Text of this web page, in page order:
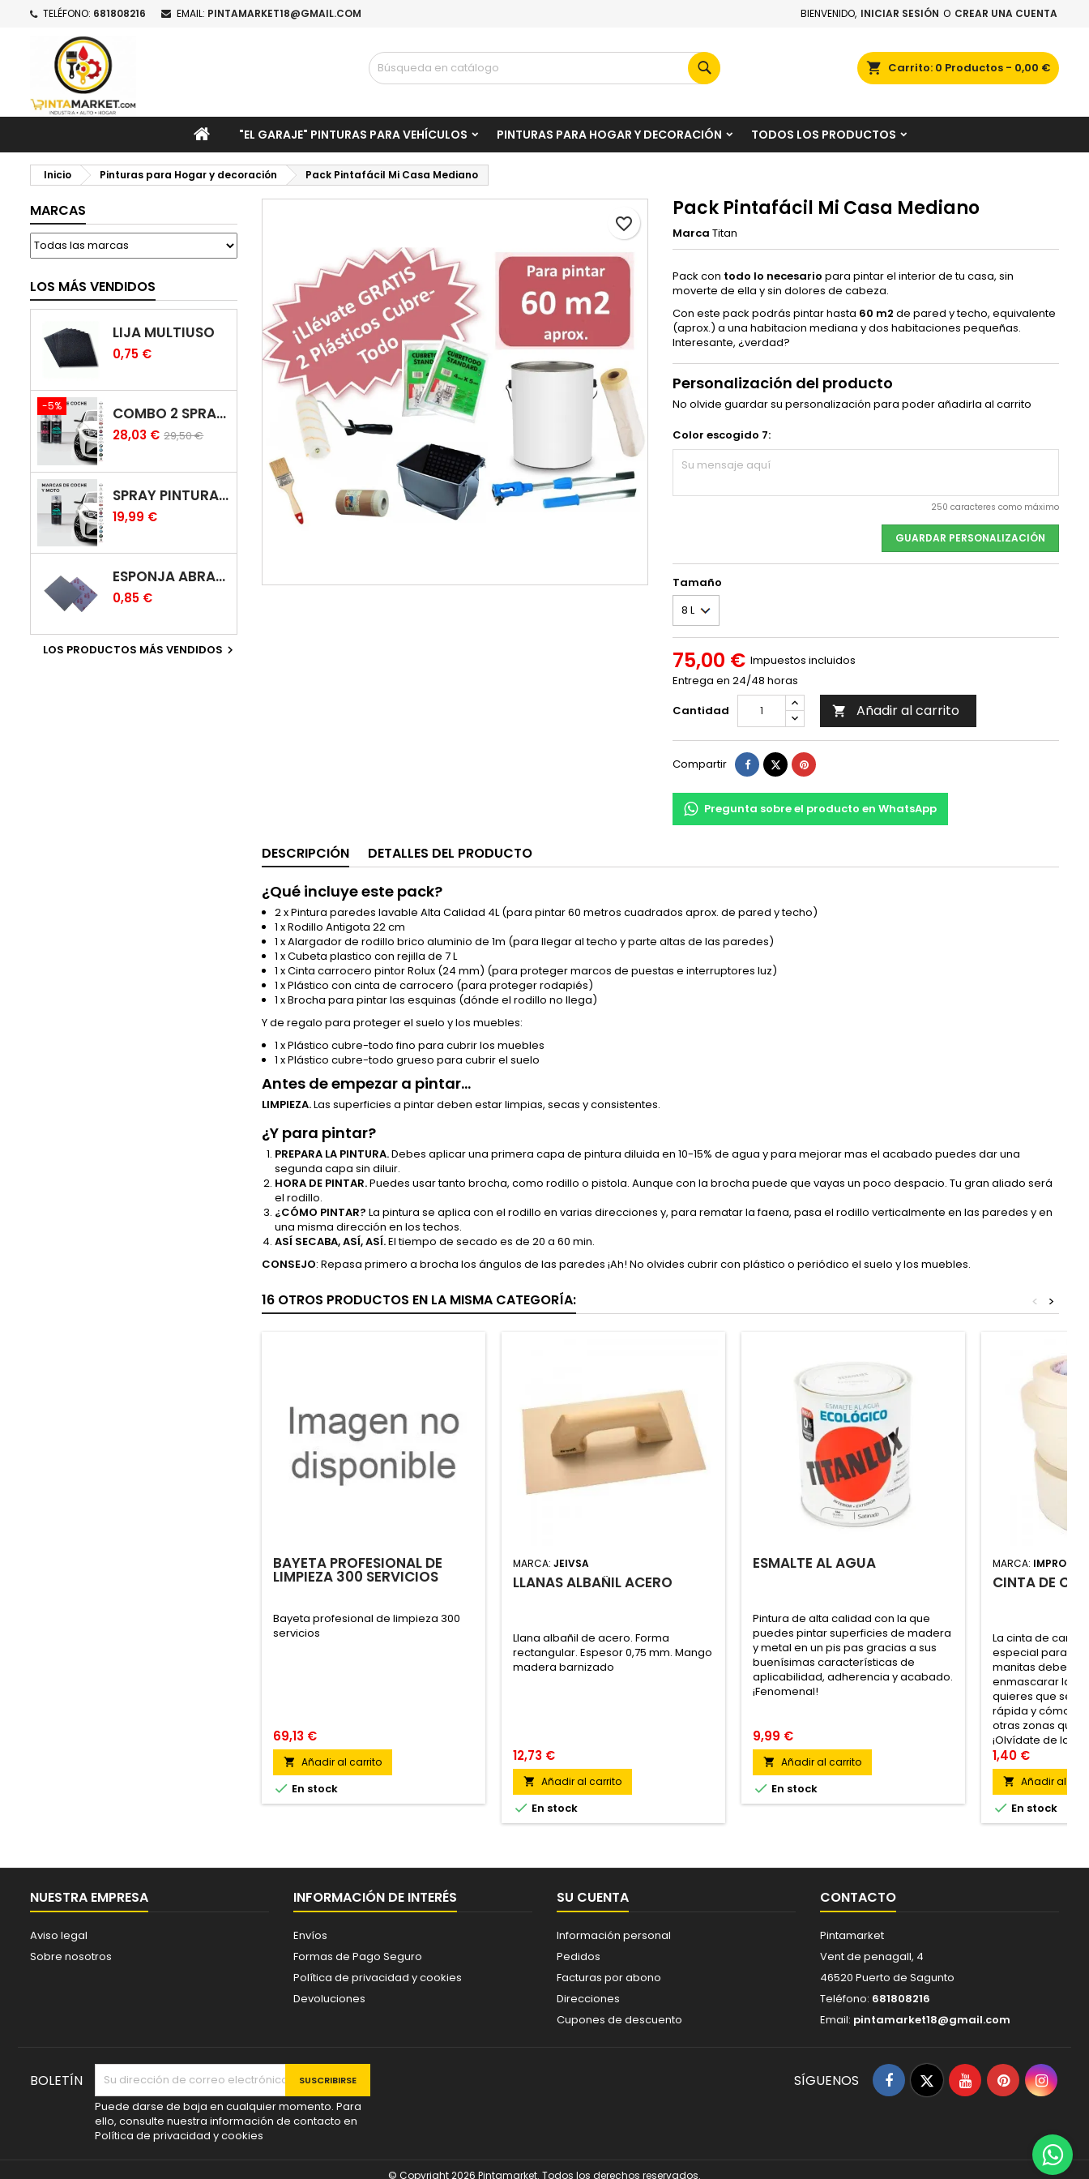
TELÉFONO: 681808216 EMAIL: PINTAMARKET18@GMAIL.COM BIENVENIDO, INICIAR SESIÓN O CREAR UNA CUENTA
Carrito 0 Productos - 0,00 €
Buscar
INICIO"EL GARAJE" PINTURAS PARA VEHÍCULOS PINTURAS PARA HOGAR Y DECORACIÓN TODOS LOS PRODUCTOS
Inicio Pinturas para Hogar y decoración Pack Pintafácil Mi Casa Mediano
MARCAS
LOS MÁS VENDIDOS
LIJA MULTIUSO
0,75 €
-5% COMBO 2 SPRAY: PINTURA COCHE + BARNIZ CARROCERÍA
28,03 € 29,50 €
SPRAY PINTURA COCHES COLOR ORIGINAL (BICAPA)
19,99 €
ESPONJA ABRASIVA
0,85 €
LOS PRODUCTOS MÁS VENDIDOS 
Pack Pintafácil Mi Casa Mediano
Marca Titan
Pack con todo lo necesario para pintar el interior de tu casa, sin
moverte de ella y sin dolores de cabeza.
Con este pack podrás pintar hasta 60 m2 de pared y techo, equivalente
(aprox.) a una habitacion mediana y dos habitaciones pequeñas.
Interesante, ¿verdad?
Personalización del producto
No olvide guardar su personalización para poder añadirla al carrito
Color escogido 7:
250 caracteres como máximo
GUARDAR PERSONALIZACIÓN
Tamaño
75,00 € Impuestos incluidos
Entrega en 24/48 horas
Cantidad
 Añadir al carrito
favorite_border
Compartir Compartir
TuitearPinterest
Pregunta sobre el producto en WhatsApp
DESCRIPCIÓN DETALLES DEL PRODUCTO
¿Qué incluye este pack?
2 x Pintura paredes lavable Alta Calidad 4L (para pintar 60 metros cuadrados aprox. de pared y techo)
1 x Rodillo Antigota 22 cm
1 x Alargador de rodillo brico aluminio de 1m (para llegar al techo y parte altas de las paredes)
1 x Cubeta plastico con rejilla de 7 L
1 x Cinta carrocero pintor Rolux (24 mm) (para proteger marcos de puestas e interruptores luz)
1 x Plástico con cinta de carrocero (para proteger rodapiés)
1 x Brocha para pintar las esquinas (dónde el rodillo no llega)
Y de regalo para proteger el suelo y los muebles:
1 x Plástico cubre-todo fino para cubrir los muebles
1 x Plástico cubre-todo grueso para cubrir el suelo
Antes de empezar a pintar...
LIMPIEZA.Las superficies a pintar deben estar limpias, secas y consistentes.
¿Y para pintar?
PREPARA LA PINTURA.Debes aplicar una primera capa de pintura diluida en 10-15% de agua y para mejorar mas el acabado puedes dar una
segunda capa sin diluir.
HORA DE PINTAR.Puedes usar tanto brocha, como rodillo o pistola. Aunque con la brocha puede que vayas un poco despacio. Tu gran aliado será
el rodillo.
¿CÓMO PINTAR? La pintura se aplica con el rodillo en varias direcciones y, para rematar la faena, pasa el rodillo verticalmente en las paredes y en
una misma dirección en los techos.
ASÍ SECABA, ASÍ, ASÍ.El tiempo de secado es de 20 a 60 min.
CONSEJO: Repasa primero a brocha los ángulos de las paredes ¡Ah! No olvides cubrir con plástico o periódico el suelo y los muebles.
16 OTROS PRODUCTOS EN LA MISMA CATEGORÍA: >
<
BAYETA PROFESIONAL DE
LIMPIEZA 300 SERVICIOS
Bayeta profesional de limpieza 300
servicios
69,13 €
 Añadir al carrito
 En stock
MARCA: JEIVSA
LLANAS ALBAÑIL ACERO
Llana albañil de acero. Forma
rectangular. Espesor 0,75 mm. Mango
madera barnizado
12,73 €
 Añadir al carrito
 En stock
ESMALTE AL AGUA
Pintura de alta calidad con la que
puedes pintar superficies de madera
y metal en un pis pas gracias a sus
buenísimas características de
aplicabilidad, adherencia y acabado.
¡Fenomenal!
9,99 €
 Añadir al carrito
 En stock
MARCA: IMPROTEC
CINTA DE
La cinta de
especial para
manitas debe
enmascarar las
quieres que sean
rápida y
otras zonas que
¡Olvídate de las
se desprende
dañar la
un fácil pegado
1,40 €
 Añadir al
 En stock
NUESTRA EMPRESA
Aviso legal
Sobre nosotros
INFORMACIÓN DE INTERÉS
Envíos
Formas de Pago Seguro
Política de privacidad y cookies
Devoluciones
SU CUENTA
Información personal
Pedidos
Facturas por abono
Direcciones
Cupones de descuento
CONTACTO
Pintamarket
Vent de penagall, 4
46520 Puerto de Sagunto
Teléfono: 681808216
Email: pintamarket18@gmail.com
Mi lista de deseos
Crear nueva lista
Crear lista de deseos
Iniciar sesión
Debe iniciar sesión para guardar productos en su lista de deseos.
Cancelar Iniciar sesión
BOLETÍN
Puede darse de baja en cualquier momento. Para
ello, consulte nuestra información de contacto en
Política de privacidad y cookies
Facebook
TwitterYouTubePinterest
SÍGUENOS
© Copyright 2026 Pintamarket. Todos los derechos reservados.